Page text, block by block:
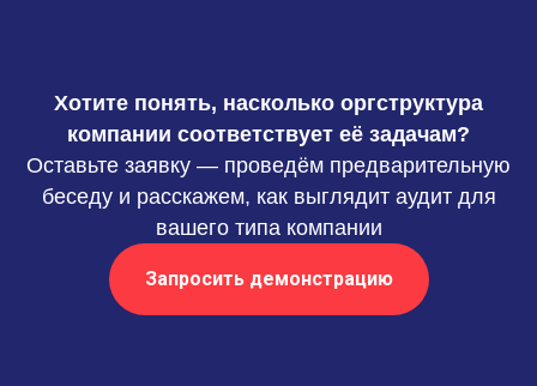
Хотите понять, насколько оргструктура
компании соответствует её задачам?
Оставьте заявку — проведём предварительную
беседу и расскажем, как выглядит аудит для
вашего типа компании
Запросить демонстрацию